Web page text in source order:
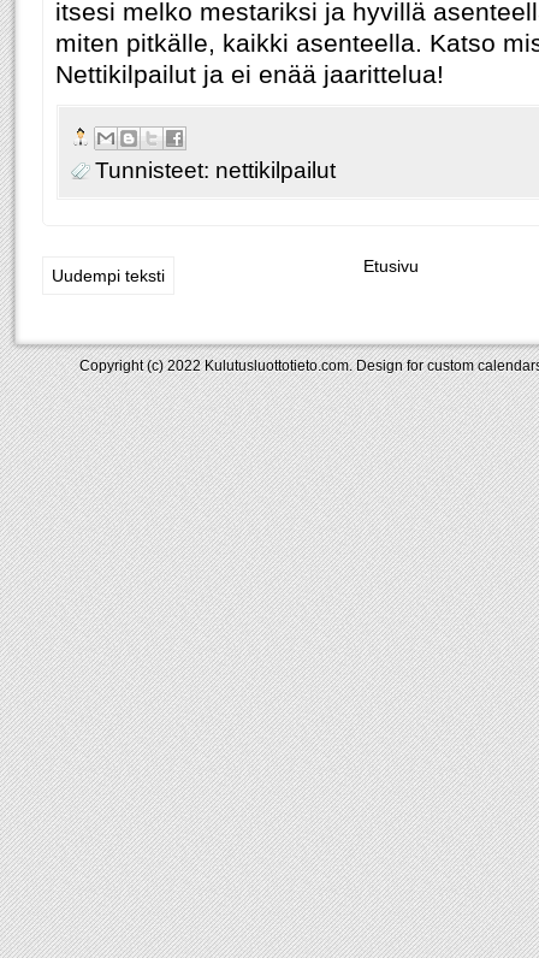
itsesi melko mestariksi ja hyvillä
miten pitkälle, kaikki asenteella. Katso
Nettikilpailut ja ei enää jaarittelua!
Tunnisteet: nettikilpailut
Uudempi teksti Etusivu
Copyright (c) 2022Kulutusluottotieto.com. Design forcustom